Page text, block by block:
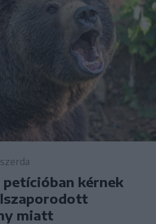
petícióban kérnek
miatt